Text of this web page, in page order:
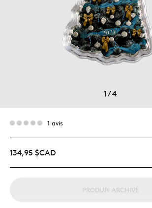
1/4
1 avis
134,95 $CAD
PRODUIT ARCHIVÉ